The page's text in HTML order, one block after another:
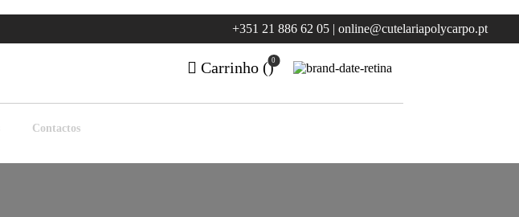
+351 21 886 62 05 | online@cutelariapolycarpo.pt
Carrinho ( 0
)
Contactos